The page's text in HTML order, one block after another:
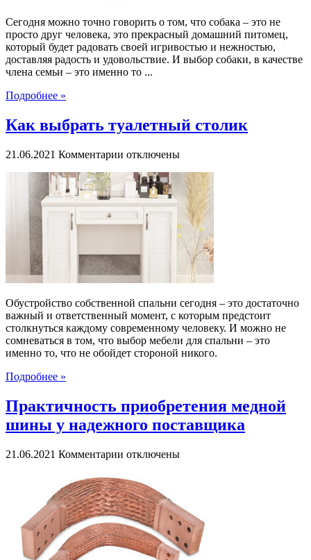
Сегодня можно точно говорить о том, что собака – это не
просто друг человека, это прекрасный домашний питомец,
который будет радовать своей игривостью и нежностью,
доставляя радость и удовольствие. И выбор собаки, в качестве
члена семьи – это именно то ...
Подробнее »
Как выбрать туалетный столик
21.06.2021 Комментарии к
Как
выбрать
туалетный
столик
отключены
Обустройство собственной спальни сегодня – это достаточно
важный и ответственный момент, с которым предстоит
столкнуться каждому современному человеку. И можно не
сомневаться в том, что выбор мебели для спальни – это
именно то, что не обойдет стороной никого.
Подробнее »
Практичность приобретения медной
шины у надежного поставщика
21.06.2021 Комментарии к
Практичность
приобретения
медной
шины
у
надежного
поставщика
отключены